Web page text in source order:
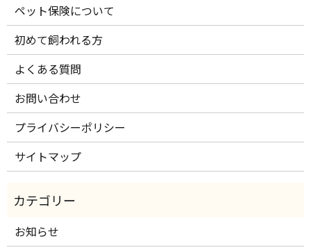
ペット保険について
初めて飼われる方
よくある質問
お問い合わせ
プライバシーポリシー
サイトマップ
お知らせ